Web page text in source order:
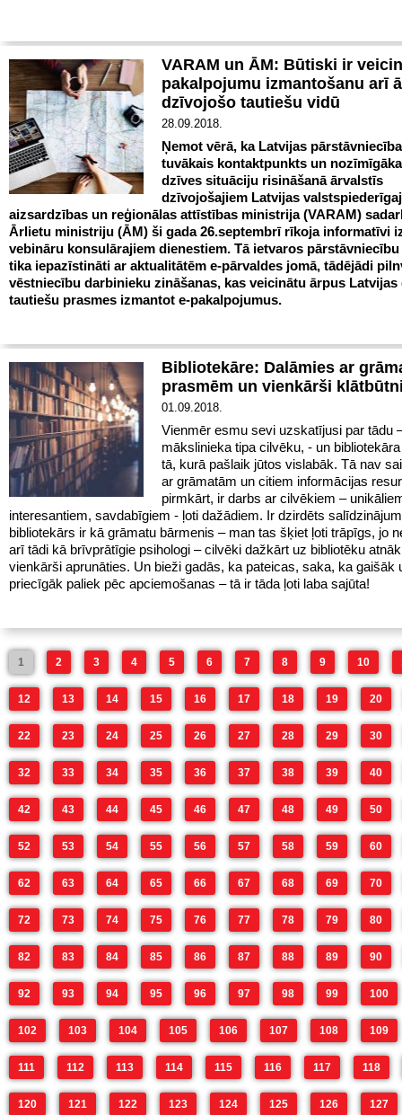
VARAM un ĀM: Būtiski ir
pakalpojumu izmantošanu arī
dzīvojošo tautiešu vidū
28.09.2018.
Ņemot vērā, ka Latvijas
tuvākais kontaktpunkts un
dzīves situāciju risināšanā ārvalstīs
dzīvojošajiem Latvijas
aizsardzības un reģionālas attīstības ministrija (VARAM)
Ārlietu ministriju (ĀM) ši gada 26.septembrī rīkoja informatīvi
vebināru konsulārajiem dienestiem. Tā ietvaros
tika iepazīstināti ar aktualitātēm e-pārvaldes jomā, tādējādi
vēstniecību darbinieku zināšanas, kas veicinātu ārpus
tautiešu prasmes izmantot e-pakalpojumus.
Bibliotekāre: Dalāmies ar
prasmēm un vienkārši
01.09.2018.
Vienmēr esmu sevi uzskatījusi par tādu
mākslinieka tipa cilvēku, - un
tā, kurā pašlaik jūtos vislabāk. Tā nav
ar grāmatām un citiem informācijas
pirmkārt, ir darbs ar cilvēkiem –
interesantiem, savdabīgiem - ļoti dažādiem. Ir dzirdēts
bibliotekārs ir kā grāmatu bārmenis – man tas šķiet ļoti trāpīgs, jo
arī tādi kā brīvprātīgie psihologi – cilvēki dažkārt uz bibliotēku
vienkārši aprunāties. Un bieži gadās, ka pateicas, saka, ka gaišāk
priecīgāk paliek pēc apciemošanas – tā ir tāda ļoti laba sajūta!
1 2 3 4 5 6 7 8 9 10
12 13 14 15 16 17 18 19 20
22 23 24 25 26 27 28 29 30
32 33 34 35 36 37 38 39 40
42 43 44 45 46 47 48 49 50
52 53 54 55 56 57 58 59 60
62 63 64 65 66 67 68 69 70
72 73 74 75 76 77 78 79 80
82 83 84 85 86 87 88 89 90
92 93 94 95 96 97 98 99 100
102 103 104 105 106 107 108 109
111 112 113 114 115 116 117 118
120 121 122 123 124 125 126 127